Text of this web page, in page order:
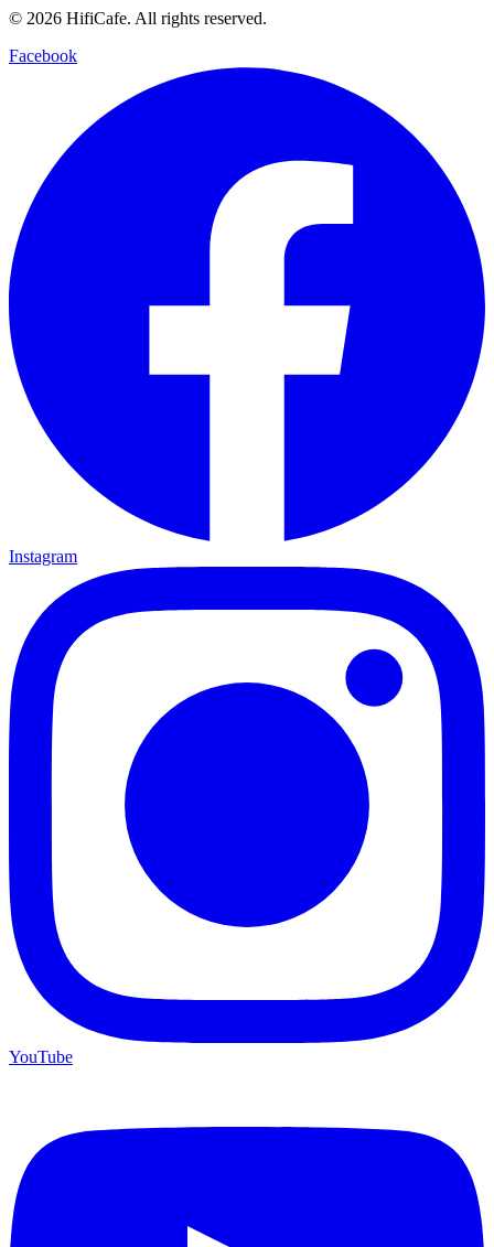
© 2026 HifiCafe. All rights reserved.
Facebook
Instagram
YouTube